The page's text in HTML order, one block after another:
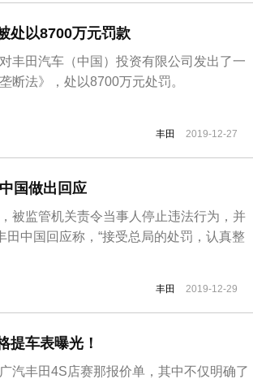
处以8700万元罚款
丰田汽车（中国）投资有限公司发出了一
断法》，处以8700万元处罚。
丰田 2019-12-27
国做出回应
被监管机关责令当事人停止违法行为，并
田中国回应称，“接受总局的处罚，认真整
丰田 2019-12-29
提车表曝光！
汽丰田4S店赛那报价单，其中不仅明确了